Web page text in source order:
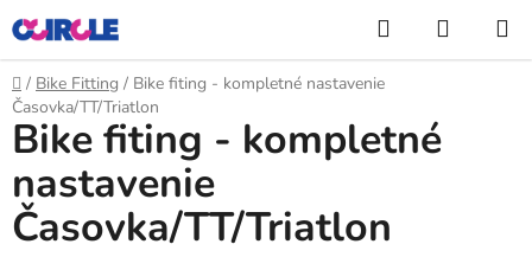
Prejsť
na
obsah
Hľadať
KOŠÍK
Domov
/ Bike Fitting / Bike fiting - kompletné nastavenie
Časovka/TT/Triatlon
Bike fiting - kompletné
nastavenie
Časovka/TT/Triatlon